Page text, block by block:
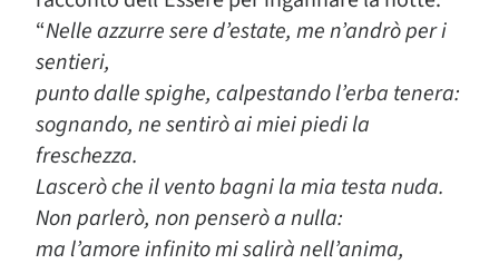
“Nelle azzurre sere d’estate, me n’andrò per i
sentieri,
punto dalle spighe, calpestando l’erba tenera:
sognando, ne sentirò ai miei piedi la
freschezza.
Lascerò che il vento bagni la mia testa nuda.
Non parlerò, non penserò a nulla:
ma l’amore infinito mi salirà nell’anima,